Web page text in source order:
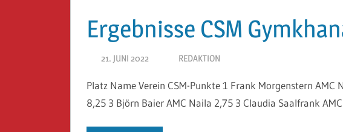
Ergebnisse CSM
21. JUNI 2022 REDAKTION
Platz Name Verein CSM-Punkte 1 Frank Morgenstern
8,25 3 Björn Baier AMC Naila 2,75 3 Claudia Saalfrank